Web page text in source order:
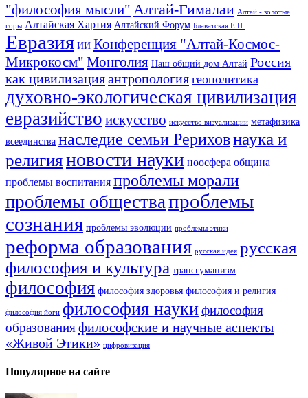
"философия мысли" Алтай-Гималаи Алтай - золотые
горы Алтайская Хартия Алтайский Форум Блаватская Е.П.
Евразия ИИ Конференция "Алтай-Космос-
Микрокосм" Монголия Наш общий дом Алтай Россия
как цивилизацияантропология геополитика
духовно-экологическая цивилизация
евразийство искусство искусство визуализации метафизика
всеединства наследие семьи Рериховнаука и
религияновости науки ноосфера община
проблемы воспитания проблемы морали
проблемы обществапроблемы
сознания проблемы эволюции проблемы этики
реформа образования русская идея русская
философия и культура трансгуманизм
философия философия здоровья философия и религия
философия йоги философия наукифилософия
образованияфилософские и научные аспекты
«Живой Этики» цифровизация
Популярное на сайте